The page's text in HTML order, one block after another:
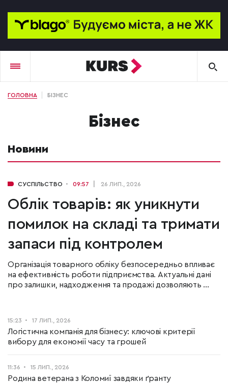
ГОЛОВНА БІЗНЕС
бізнес
Новини
СУСПІЛЬСТВО 09:57 26 ЛИП., 2026
Облік товарів: як уникнути
помилок на складі та тримати
запаси під контролем
Організація товарного обліку безпосередньо впливає
на ефективність роботи підприємства. Актуальні дані
про залишки, надходження та продажі дозволяють ...
15:23 17 ЛИП., 2026
Логістична компанія для бізнесу: ключові критерії
вибору для економії часу та грошей
11:36 15 ЛИП., 2026
Родина ветерана з Коломиї завдяки ґранту